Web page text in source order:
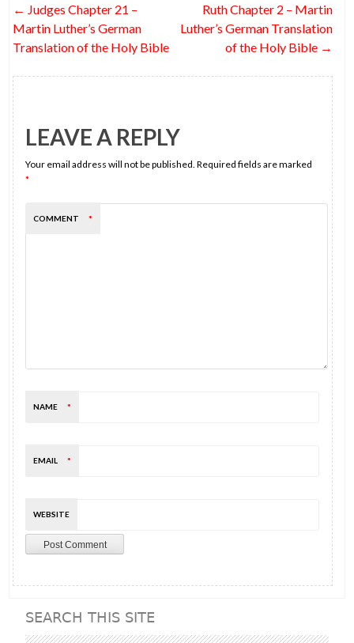
o
k
Post
navigation
← Judges Chapter 21 –
Martin Luther’s German
Translation of the Holy Bible
Ruth Chapter 2 – Martin
Luther’s German Translation
of the Holy Bible →
LEAVE A REPLY
Your email address will not be published. Required fields are marked
*
COMMENT *
NAME *
EMAIL *
WEBSITE
SEARCH THIS SITE